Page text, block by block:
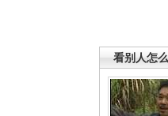
看别人怎